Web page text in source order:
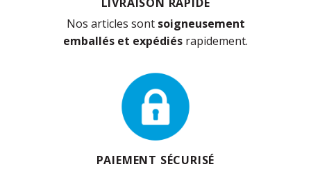
Nos articles sont soigneusement
emballés et expédiés rapidement.
PAIEMENT SÉCURISÉ